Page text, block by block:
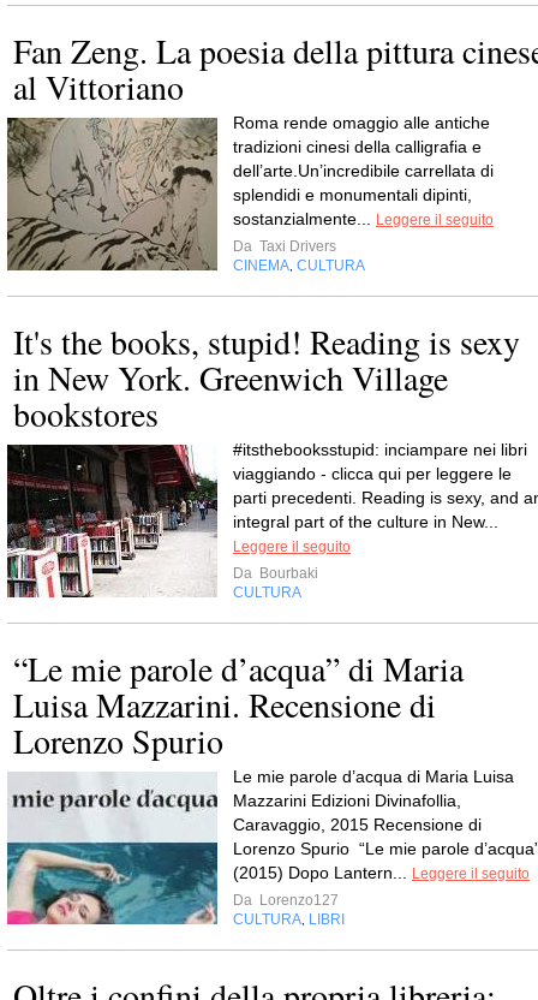
Fan Zeng. La poesia della pittura
al Vittoriano
Roma rende omaggio alle antiche
tradizioni cinesi della calligrafia e
dell’arte.Un’incredibile carrellata di
splendidi e monumentali dipinti,
sostanzialmente...
Leggere il seguito
Da Taxi Drivers
CINEMA CULTURA
It's the books, stupid! Reading is sexy
in New York. Greenwich Village
bookstores
#itsthebooksstupid: inciampare nei libri
viaggiando - clicca qui per leggere le
parti precedenti. Reading is sexy, and
integral part of the culture in New...
Leggere il seguito
Da Bourbaki
CULTURA
“Le mie parole d’acqua” di Maria
Luisa Mazzarini. Recensione di
Lorenzo Spurio
Le mie parole d’acqua di Maria Luisa
Mazzarini Edizioni Divinafollia,
Caravaggio, 2015 Recensione di
Lorenzo Spurio “Le mie parole
(2015) Dopo Lantern...
Leggere il seguito
Da Lorenzo127
CULTURA LIBRI